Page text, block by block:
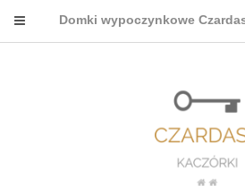
Domki wypoczynkowe